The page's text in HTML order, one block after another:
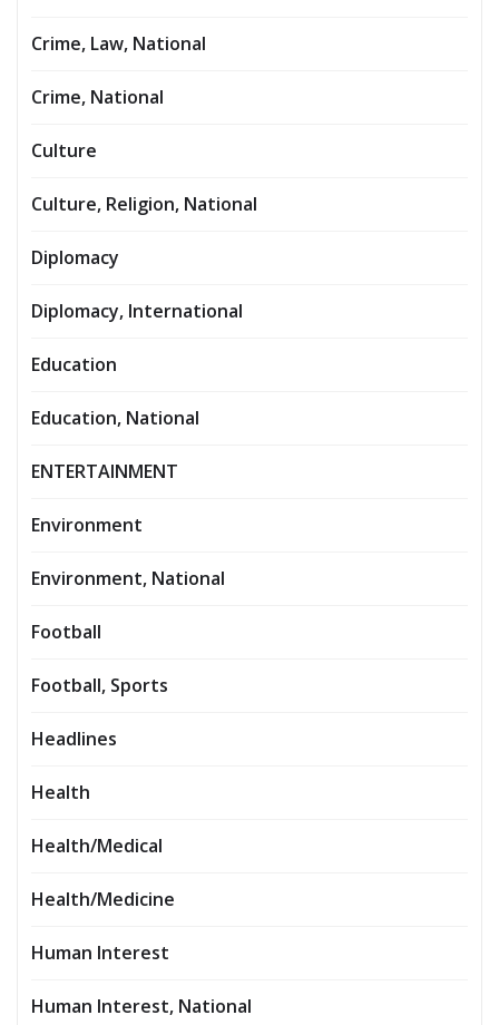
Crime, Law, National
Crime, National
Culture
Culture, Religion, National
Diplomacy
Diplomacy, International
Education
Education, National
ENTERTAINMENT
Environment
Environment, National
Football
Football, Sports
Headlines
Health
Health/Medical
Health/Medicine
Human Interest
Human Interest, National